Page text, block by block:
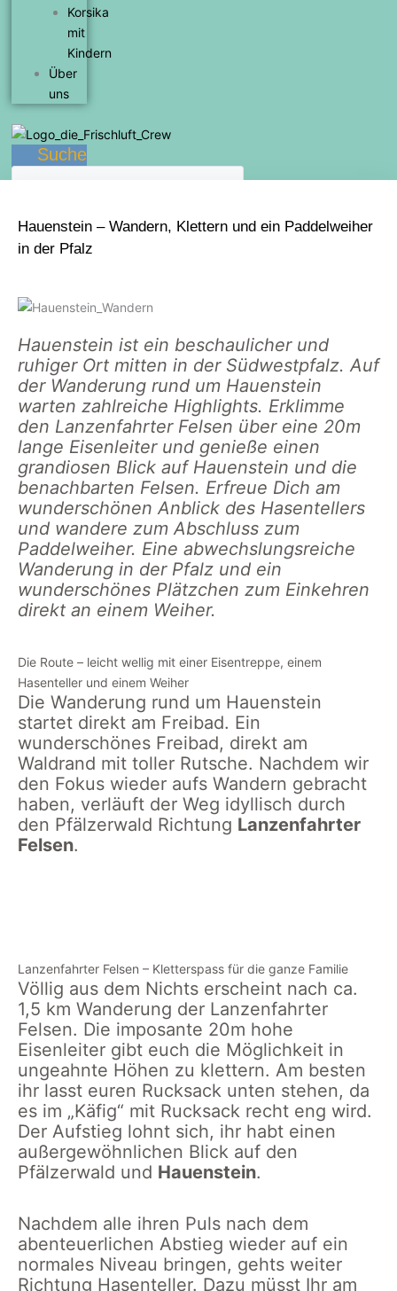
Korsika
mit
Kindern
Über
uns
Suche
Hauenstein – Wandern, Klettern und ein Paddelweiher
in der Pfalz
Hauenstein ist ein beschaulicher und
ruhiger Ort mitten in der Südwestpfalz. Auf
der Wanderung rund um Hauenstein
warten zahlreiche Highlights. Erklimme
den Lanzenfahrter Felsen über eine 20m
lange Eisenleiter und genieße einen
grandiosen Blick auf Hauenstein und die
benachbarten Felsen. Erfreue Dich am
wunderschönen Anblick des Hasentellers
und wandere zum Abschluss zum
Paddelweiher. Eine abwechslungsreiche
Wanderung in der Pfalz und ein
wunderschönes Plätzchen zum Einkehren
direkt an einem Weiher.
Die Route – leicht wellig mit einer Eisentreppe, einem
Hasenteller und einem Weiher
Die Wanderung rund um Hauenstein
startet direkt am Freibad. Ein
wunderschönes Freibad, direkt am
Waldrand mit toller Rutsche. Nachdem wir
den Fokus wieder aufs Wandern gebracht
haben, verläuft der Weg idyllisch durch
den Pfälzerwald Richtung Lanzenfahrter
Felsen.
der
Eisenleiter
Felsen
Lanzenfahrter Felsen – Kletterspass für die ganze Familie
Völlig aus dem Nichts erscheint nach ca.
1,5 km Wanderung der Lanzenfahrter
Felsen. Die imposante 20m hohe
Eisenleiter gibt euch die Möglichkeit in
ungeahnte Höhen zu klettern. Am besten
ihr lasst euren Rucksack unten stehen, da
es im „Käfig“ mit Rucksack recht eng wird.
Der Aufstieg lohnt sich, ihr habt einen
außergewöhnlichen Blick auf den
Pfälzerwald und Hauenstein.
Nachdem alle ihren Puls nach dem
abenteuerlichen Abstieg wieder auf ein
normales Niveau bringen, gehts weiter
Richtung Hasenteller. Dazu müsst Ihr am